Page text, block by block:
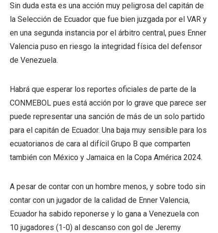
Sin duda esta es una acción muy peligrosa del capitán de
la Selección de Ecuador que fue bien juzgada por el VAR y
en una segunda instancia por el árbitro central, pues Enner
Valencia puso en riesgo la integridad física del defensor
de Venezuela.
Habrá que esperar los reportes oficiales de parte de la
CONMEBOL pues está acción por lo grave que parece ser
puede representar una sanción de más de un solo partido
para el capitán de Ecuador. Una baja muy sensible para los
ecuatorianos de cara al difícil Grupo B que comparten
también con México y Jamaica en la Copa América 2024.
A pesar de contar con un hombre menos, y sobre todo sin
contar con un jugador de la calidad de Enner Valencia,
Ecuador ha sabido reponerse y lo gana a Venezuela con
10 jugadores (1-0) al descanso con gol de Jeremy